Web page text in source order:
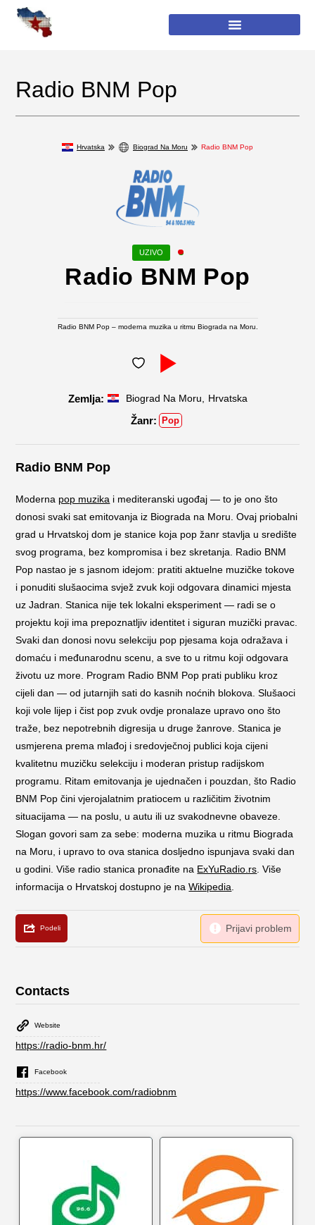
Radio BNM Pop
Hrvatska Biograd Na Moru Radio BNM Pop
Radio BNM Pop
Radio BNM Pop – moderna muzika u ritmu Biograda na Moru.
Biograd Na Moru Hrvatska
Pop
Radio BNM Pop
Moderna pop muzika i mediteranski ugođaj — to je ono što
donosi svaki sat emitovanja iz Biograda na Moru. Ovaj priobalni
grad u Hrvatskoj dom je stanice koja pop žanr stavlja u središte
svog programa, bez kompromisa i bez skretanja. Radio BNM
Pop nastao je s jasnom idejom: pratiti aktuelne muzičke tokove
i ponuditi slušaocima svjež zvuk koji odgovara dinamici mjesta
uz Jadran. Stanica nije tek lokalni eksperiment — radi se o
projektu koji ima prepoznatljiv identitet i siguran muzički pravac.
Svaki dan donosi novu selekciju pop pjesama koja odražava i
domaću i međunarodnu scenu, a sve to u ritmu koji odgovara
životu uz more. Program Radio BNM Pop prati publiku kroz
cijeli dan — od jutarnjih sati do kasnih noćnih blokova. Slušaoci
koji vole lijep i čist pop zvuk ovdje pronalaze upravo ono što
traže, bez nepotrebnih digresija u druge žanrove. Stanica je
usmjerena prema mlađoj i sredovječnoj publici koja cijeni
kvalitetnu muzičku selekciju i moderan pristup radijskom
programu. Ritam emitovanja je ujednačen i pouzdan, što Radio
BNM Pop čini vjerojalatnim pratiocem u različitim životnim
situacijama — na poslu, u autu ili uz svakodnevne obaveze.
Slogan govori sam za sebe: moderna muzika u ritmu Biograda
na Moru, i upravo to ova stanica dosljedno ispunjava svaki dan
u godini. Više radio stanica pronađite na ExYuRadio.rs . Više
informacija o Hrvatskoj dostupno je naWikipedia
Contacts
Website
https://radio-bnm.hr/
Facebook
https://www.facebook.com/radiobnm